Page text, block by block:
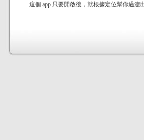
這個 app 只要開啟後，就根據定位幫你過